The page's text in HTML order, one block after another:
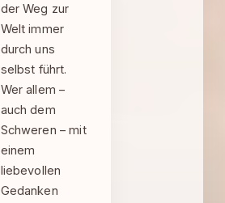
der Weg zur
Welt immer
durch uns
selbst führt.
Wer allem –
auch dem
Schweren – mit
einem
liebevollen
Gedanken